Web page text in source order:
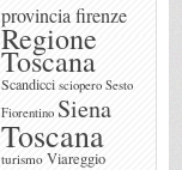
provincia firenze
Regione
Toscana
Scandicci sciopero Sesto
Fiorentino Siena
Toscana
turismo Viareggio